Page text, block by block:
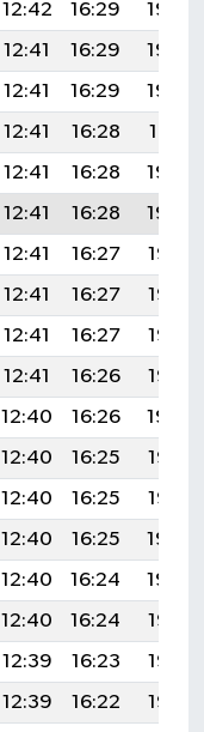
12:42 16:29
19:44
12:41 16:29
19:43
12:41 16:29
19:42
12:41 16:28
19:41
12:41 16:28
19:40
12:41 16:28
19:39
12:41 16:27
19:38
12:41 16:27
19:37
12:41 16:27
19:36
12:41 16:26
19:35
12:40 16:26
19:34
12:40 16:25
19:33
12:40 16:25
19:32
12:40 16:25
19:30
12:40 16:24
19:29
12:40 16:24
19:28
12:39 16:23
19:27
12:39 16:22
19:26